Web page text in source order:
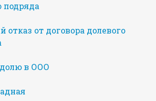
подряда
отказ от договора долевого
в ООО